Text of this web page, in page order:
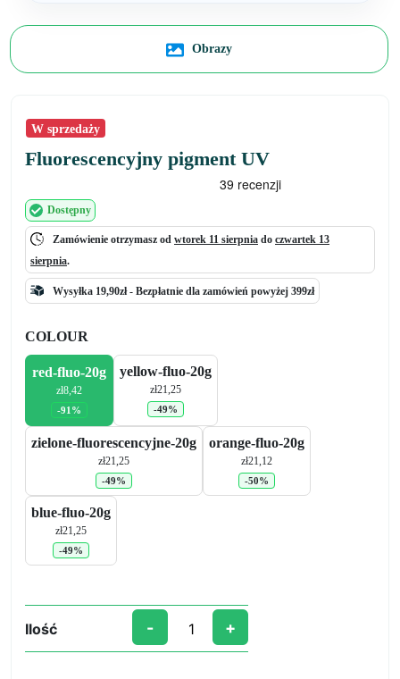
Obrazy
W sprzedaży
Fluorescencyjny pigment UV
Dostępny
Zamówienie otrzymasz od wtorek 11 sierpnia do czwartek 13
sierpnia.
Wysyłka 19,90zł - Bezpłatnie dla zamówień powyżej 399zł
COLOUR
red-fluo-20g
zł8,42
-91%
yellow-fluo-20g
zł21,25
-49%
zielone-fluorescencyjne-20g
zł21,25
-49%
orange-fluo-20g
zł21,12
-50%
blue-fluo-20g
zł21,25
-49%
Ilość
ilość
- +